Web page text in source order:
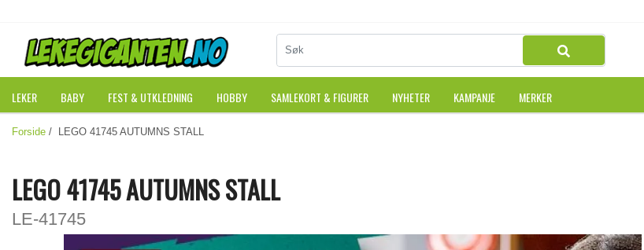
LEKER BABY FEST & UTKLEDNING HOBBY SAMLEKORT & FIGURER NYHETER KAMPANJE MERKER
Forside / LEGO 41745 AUTUMNS STALL
LEGO 41745 AUTUMNS STALL
LE-41745